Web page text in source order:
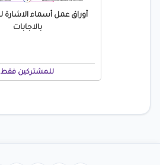
بالاجابات
للمشتركين فقط